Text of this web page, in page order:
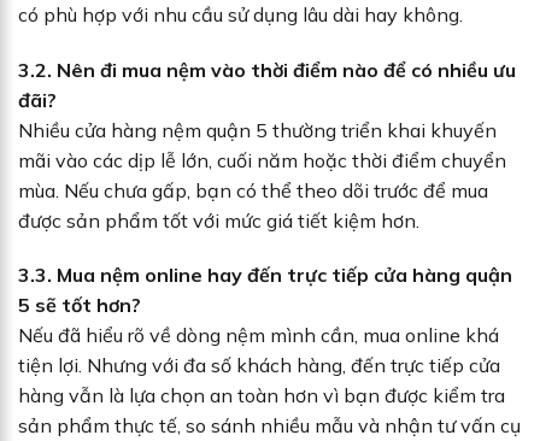
có phù hợp với nhu cầu sử dụng lâu dài hay không.
3.2. Nên đi mua nệm vào thời điểm nào để có nhiều ưu
đãi?
Nhiều cửa hàng nệm quận 5 thường triển khai khuyến
mãi vào các dịp lễ lớn, cuối năm hoặc thời điểm chuyển
mùa. Nếu chưa gấp, bạn có thể theo dõi trước để mua
được sản phẩm tốt với mức giá tiết kiệm hơn.
3.3. Mua nệm online hay đến trực tiếp cửa hàng quận
5 sẽ tốt hơn?
Nếu đã hiểu rõ về dòng nệm mình cần, mua online khá
tiện lợi. Nhưng với đa số khách hàng, đến trực tiếp cửa
hàng vẫn là lựa chọn an toàn hơn vì bạn được kiểm tra
sản phẩm thực tế, so sánh nhiều mẫu và nhận tư vấn cụ